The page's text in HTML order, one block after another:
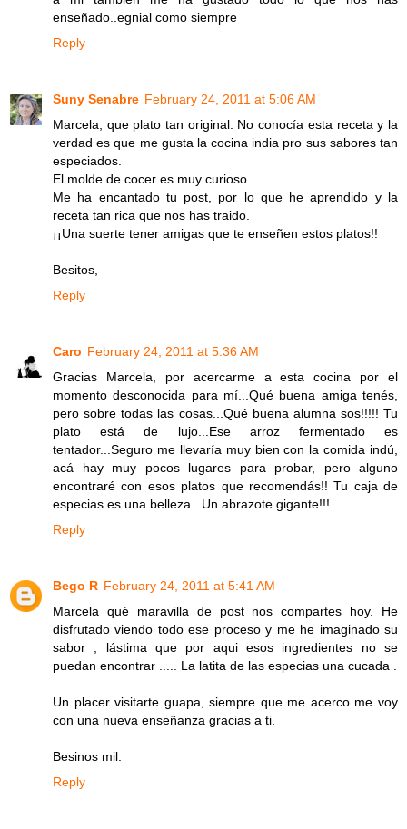
enseñado..egnial como siempre
Reply
Suny Senabre February 24, 2011 at 5:06 AM
Marcela, que plato tan original. No conocía esta receta y la
verdad es que me gusta la cocina india pro sus sabores tan
especiados.
El molde de cocer es muy curioso.
Me ha encantado tu post, por lo que he aprendido y la
receta tan rica que nos has traido.
¡¡Una suerte tener amigas que te enseñen estos platos!!
Besitos,
Reply
Caro February 24, 2011 at 5:36 AM
Gracias Marcela, por acercarme a esta cocina por el
momento desconocida para mí...Qué buena amiga tenés,
pero sobre todas las cosas...Qué buena alumna sos!!!!! Tu
plato está de lujo...Ese arroz fermentado es
tentador...Seguro me llevaría muy bien con la comida indú,
acá hay muy pocos lugares para probar, pero alguno
encontraré con esos platos que recomendás!! Tu caja de
especias es una belleza...Un abrazote gigante!!!
Reply
Bego R February 24, 2011 at 5:41 AM
Marcela qué maravilla de post nos compartes hoy. He
disfrutado viendo todo ese proceso y me he imaginado su
sabor , lástima que por aqui esos ingredientes no se
puedan encontrar ..... La latita de las especias una cucada .
Un placer visitarte guapa, siempre que me acerco me voy
con una nueva enseñanza gracias a ti.
Besinos mil.
Reply